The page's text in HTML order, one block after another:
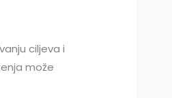
ciljeva i
može